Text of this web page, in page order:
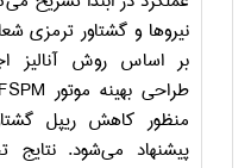
نیروها و گشتاور ترمزی
بر اساس روش آنالیز
طراحی بهینه موتور
منظور کاهش ریپل
پیشنهاد می‌شود.